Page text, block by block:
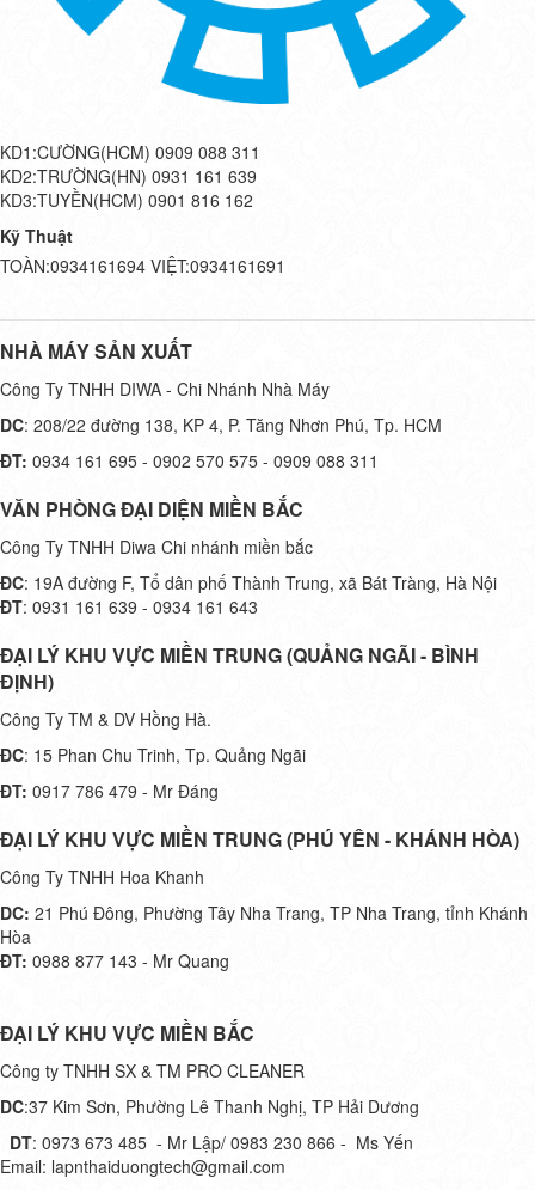
KD1:CƯỜNG(HCM) 0909 088 311
KD2:TRƯỜNG(HN) 0931 161 639
KD3:TUYỀN(HCM) 0901 816 162
Kỹ Thuật
TOÀN:0934161694 VIỆT:0934161691
NHÀ MÁY SẢN XUẤT
Công Ty TNHH DIWA - Chi Nhánh Nhà Máy
DC: 208/22 đường 138, KP 4, P. Tăng Nhơn Phú, Tp. HCM
ĐT: 0934 161 695 - 0902 570 575 - 0909 088 311
VĂN PHÒNG ĐẠI DIỆN MIỀN BẮC
Công Ty TNHH Diwa Chi nhánh miền bắc
ĐC: 19A đường F, Tổ dân phố Thành Trung, xã Bát Tràng, Hà Nội
ĐT: 0931 161 639 - 0934 161 643
ĐẠI LÝ KHU VỰC MIỀN TRUNG (QUẢNG NGÃI - BÌNH
ĐỊNH)
Công Ty TM & DV Hồng Hà.
ĐC: 15 Phan Chu Trinh, Tp. Quảng Ngãi
ĐT: 0917 786 479 - Mr Đáng
ĐẠI LÝ KHU VỰC MIỀN TRUNG (PHÚ YÊN - KHÁNH HÒA)
Công Ty TNHH Hoa Khanh
DC: 21 Phú Đông, Phường Tây Nha Trang, TP Nha Trang, tỉnh Khánh
Hòa
ĐT: 0988 877 143 - Mr Quang
ĐẠI LÝ KHU VỰC MIỀN BẮC
Công ty TNHH SX & TM PRO CLEANER
DC:37 Kim Sơn, Phường Lê Thanh Nghị, TP Hải Dương
DT: 0973 673 485 - Mr Lập/ 0983 230 866 - Ms Yến
Email: lapnthaiduongtech@gmail.com